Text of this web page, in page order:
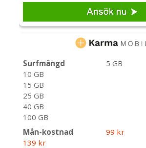
Surfmängd
5 GB
10 GB
15 GB
25 GB
40 GB
100 GB
Mån-kostnad
99 kr
139 kr